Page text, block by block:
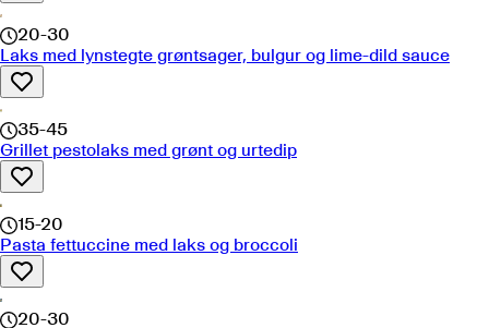
20-30
Laks med lynstegte grøntsager, bulgur og lime-dild sauce
35-45
Grillet pestolaks med grønt og urtedip
15-20
Pasta fettuccine med laks og broccoli
20-30